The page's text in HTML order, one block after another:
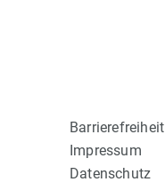
Barrierefreiheit
Impressum
Datenschutz